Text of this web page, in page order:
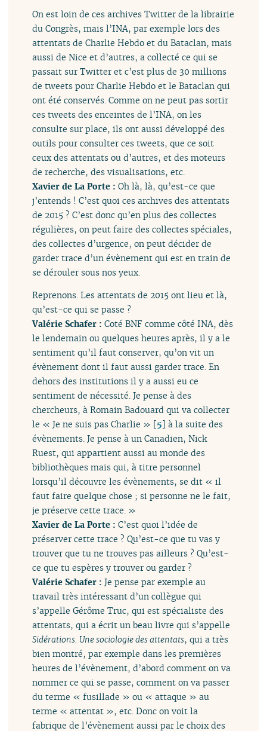
On est loin de ces archives Twitter de la librairie
du Congrès, mais l’INA, par exemple lors des
attentats de Charlie Hebdo et du Bataclan, mais
aussi de Nice et d’autres, a collecté ce qui se
passait sur Twitter et c’est plus de 30 millions
de tweets pour Charlie Hebdo et le Bataclan qui
ont été conservés. Comme on ne peut pas sortir
ces tweets des enceintes de l’INA, on les
consulte sur place, ils ont aussi développé des
outils pour consulter ces tweets, que ce soit
ceux des attentats ou d’autres, et des moteurs
de recherche, des visualisations, etc.
Xavier de La Porte :Oh là, là, qu’est-ce que
j’entends ! C’est quoi ces archives des attentats
de 2015 ? C’est donc qu’en plus des collectes
régulières, on peut faire des collectes spéciales,
des collectes d’urgence, on peut décider de
garder trace d’un évènement qui est en train de
se dérouler sous nos yeux.
Reprenons. Les attentats de 2015 ont lieu et là,
qu’est-ce qui se passe ?
Valérie Schafer :Coté BNF comme côté INA, dès
le lendemain ou quelques heures après, il y a le
sentiment qu’il faut conserver, qu’on vit un
évènement dont il faut aussi garder trace. En
dehors des institutions il y a aussi eu ce
sentiment de nécessité. Je pense à des
chercheurs, à Romain Badouard qui va collecter
le « Je ne suis pas Charlie » [5] à la suite des
évènements. Je pense à un Canadien, Nick
Ruest, qui appartient aussi au monde des
bibliothèques mais qui, à titre personnel
lorsqu’il découvre les évènements, se dit « il
faut faire quelque chose ; si personne ne le fait,
je préserve cette trace. »
Xavier de La Porte :C’est quoi l’idée de
préserver cette trace ? Qu’est-ce que tu vas y
trouver que tu ne trouves pas ailleurs ? Qu’est-
ce que tu espères y trouver ou garder ?
Valérie Schafer :Je pense par exemple au
travail très intéressant d’un collègue qui
s’appelle Gérôme Truc, qui est spécialiste des
attentats, qui a écrit un beau livre qui s’appelle
Sidérations. Une sociologie des attentats, qui a très
bien montré, par exemple dans les premières
heures de l’évènement, d’abord comment on va
nommer ce qui se passe, comment on va passer
du terme « fusillade » ou « attaque » au
terme « attentat », etc. Donc on voit la
fabrique de l’évènement aussi par le choix des